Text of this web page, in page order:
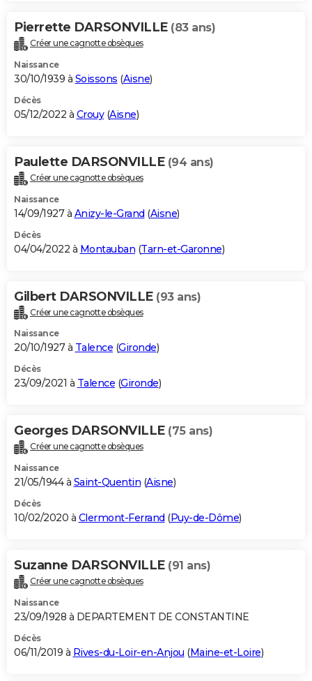
Bricolage
Lifestyle
Culture
Sport
Auto
Television
Voyage
Cinema
Pierrette DARSONVILLE (83 ans)
Créer une cagnotte obsèques
Naissance
30/10/1939 à Soissons (Aisne)
Décès
05/12/2022 à Crouy(Aisne)
Paulette DARSONVILLE (94 ans)
Créer une cagnotte obsèques
Naissance
14/09/1927 à Anizy-le-Grand (Aisne)
Décès
04/04/2022 à Montauban (Tarn-et-Garonne)
Gilbert DARSONVILLE (93 ans)
Créer une cagnotte obsèques
Naissance
20/10/1927 à Talence (Gironde)
Décès
23/09/2021 à Talence (Gironde)
Georges DARSONVILLE (75 ans)
Créer une cagnotte obsèques
Naissance
21/05/1944 à Saint-Quentin (Aisne)
Décès
10/02/2020 à Clermont-Ferrand (Puy-de-Dôme)
Suzanne DARSONVILLE (91 ans)
Créer une cagnotte obsèques
Naissance
23/09/1928 à DEPARTEMENT DE CONSTANTINE
Décès
06/11/2019 à Rives-du-Loir-en-Anjou (Maine-et-Loire)